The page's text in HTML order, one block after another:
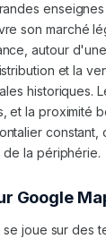
son marché
autour
et la
historiques.
et la proximité
constant,
de la périphérie.
Google
se joue sur des